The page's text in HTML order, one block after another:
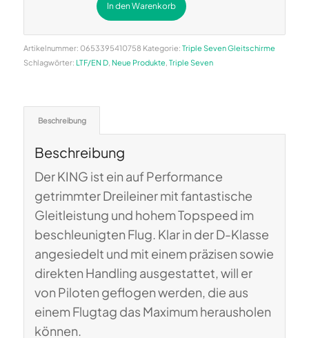
In den Warenkorb
Artikelnummer: 0653395410758 Kategorie: Triple Seven Gleitschirme
Schlagwörter: LTF/EN D, Neue Produkte, Triple Seven
Beschreibung
Beschreibung
Der KING ist ein auf Performance
getrimmter Dreileiner mit fantastische
Gleitleistung und hohem Topspeed im
beschleunigten Flug. Klar in der D-Klasse
angesiedelt und mit einem präzisen sowie
direkten Handling ausgestattet, will er
von Piloten geflogen werden, die aus
einem Flugtag das Maximum herausholen
können.